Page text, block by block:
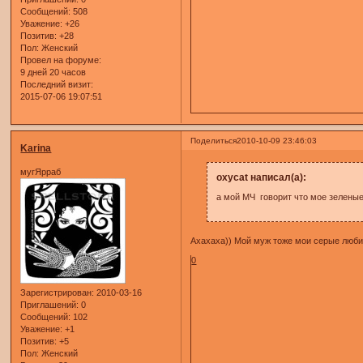
Сообщений: 508
Уважение: +26
Позитив: +28
Пол: Женский
Провел на форуме:
9 дней 20 часов
Последний визит:
2015-07-06 19:07:51
Поделиться2010-10-09 23:46:03
Karina
мугЯрраб
Зарегистрирован: 2010-03-16
Приглашений: 0
Сообщений: 102
Уважение: +1
Позитив: +5
Пол: Женский
oxycat написал(а):
а мой МЧ говорит что мое
Ахахаха)) Мой муж тоже мои серые
0